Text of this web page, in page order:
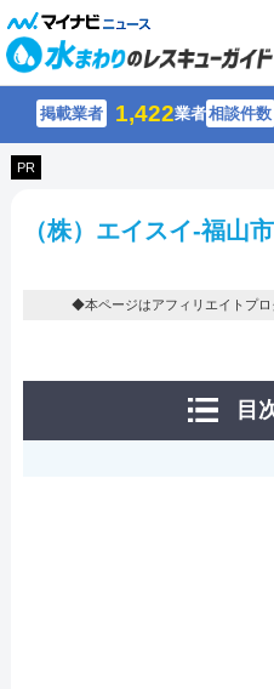
掲載業者 1,422業者相談件数
PR
（株）エイスイ-福山市
◆本ページはアフィリエイトプロ
目